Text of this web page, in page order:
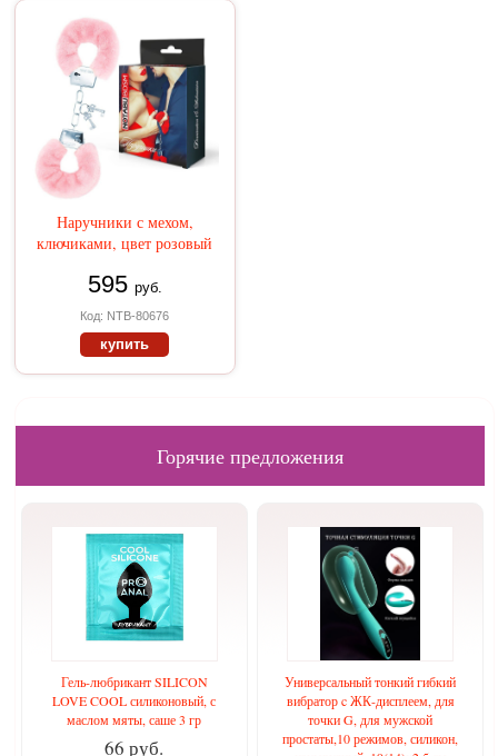
Наручники с мехом,
ключиками, цвет розовый
595 руб.
Код: NTB-80676
купить
Горячие предложения
Гель-любрикант SILICON
LOVE COOL силиконовый, с
маслом мяты, саше 3 гр
66 руб.
Универсальный тонкий гибкий
вибратор c ЖК-дисплеем, для
точки G, для мужской
простаты,10 режимов, силикон,